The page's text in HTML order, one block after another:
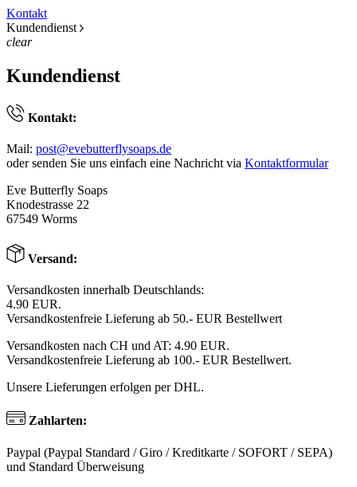
Kontakt
Kundendienst
clear
Kundendienst
Kontakt:
Mail: post@evebutterflysoaps.de
oder senden Sie uns einfach eine Nachricht via Kontaktformular
Eve Butterfly Soaps
Knodestrasse 22
67549 Worms
Versand:
Versandkosten innerhalb Deutschlands:
4.90 EUR.
Versandkostenfreie Lieferung ab 50.- EUR Bestellwert
Versandkosten nach CH und AT: 4.90 EUR.
Versandkostenfreie Lieferung ab 100.- EUR Bestellwert.
Unsere Lieferungen erfolgen per DHL.
Zahlarten:
Paypal (Paypal Standard / Giro / Kreditkarte / SOFORT / SEPA)
und Standard Überweisung